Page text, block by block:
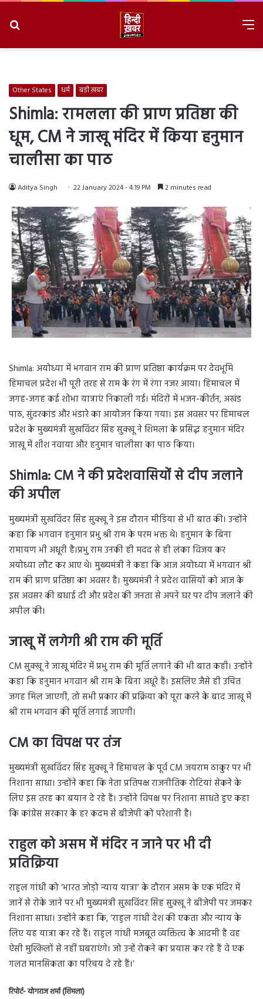
Other States धर्म बड़ी ख़बर
Shimla: रामलला की प्राण प्रतिष्ठा की
धूम, CM ने जाखू मंदिर में किया हनुमान
चालीसा का पाठ
Aditya Singh 22 January 2024 - 4:19 PM 2 minutes read
Shimla: अयोध्या में भगवान राम की प्राण प्रतिष्ठा कार्यक्रम पर देवभूमि
हिमाचल प्रदेश भी पूरी तरह से राम के रंग में रंगा नजर आया। हिमाचल में
जगह-जगह कई शोभा यात्राएं निकाली गई। मंदिरों में भजन-कीर्तन, अखंड
पाठ, सुंदरकांड और भंडारे का आयोजन किया गया। इस अवसर पर हिमाचल
प्रदेश के मुख्यमंत्री सुखविंदर सिंह सुक्खू ने शिमला के प्रसिद्ध हनुमान मंदिर
जाखू में शीश नवाया और हनुमान चालीसा का पाठ किया।
Shimla: CM ने की प्रदेशवासियों से दीप जलाने
की अपील
मुख्यमंत्री सुखविंदर सिंह सुक्खू ने इस दौरान मीडिया से भी बात की। उन्होंने
कहा कि भगवान हनुमान प्रभु श्री राम के परम भक्त थे। हनुमान के बिना
रामायण भी अधूरी है।प्रभु राम उनकी ही मदद से ही लंका विजय कर
अयोध्या लौट कर आए थे। मुख्यमंत्री ने कहा कि आज अयोध्या में भगवान श्री
राम की प्राण प्रतिष्ठा का अवसर है। मुख्यमंत्री ने प्रदेश वासियों को आज के
इस अवसर की बधाई दी और प्रदेश की जनता से अपने घर पर दीप जलाने की
अपील की।
जाखू में लगेगी श्री राम की मूर्ति
CM सुक्खू ने जाखू मंदिर में प्रभु राम की मूर्ति लगाने की भी बात कही। उन्होंने
कहा कि हनुमान भगवान श्री राम के बिना अधूरे हैं। इसलिए जैसे ही उचित
जगह मिल जाएगी, तो सभी प्रकार की प्रक्रिया को पूरा करने के बाद जाखू में
श्री राम भगवान की मूर्ति लगाई जाएगी।
CM का विपक्ष पर तंज
मुख्यमंत्री सुखविंदर सिंह सुक्खू ने हिमाचल के पूर्व CM जयराम ठाकुर पर भी
निशाना साधा। उन्होंने कहा कि नेता प्रतिपक्ष राजनीतिक रोटियां सेकने के
लिए इस तरह का बयान दे रहे हैं। उन्होंने विपक्ष पर निशाना साधते हुए कहा
कि कांग्रेस सरकार के हर कदम से बीजेपी को परेशानी है।
राहुल को असम में मंदिर न जाने पर भी दी
प्रतिक्रिया
राहुल गांधी को ‘भारत जोड़ो न्याय यात्रा’ के दौरान असम के एक मंदिर में
जानें से रोके जाने पर भी मुख्यमंत्री सुखविंदर सिंह सुक्खू ने बीजेपी पर जमकर
निशाना साधा। उन्होंने कहा कि, ‘राहुल गांधी देश की एकता और न्याय के
लिए यह यात्रा कर रहे हैं। राहुल गांधी मजबूत व्यक्तित्व के आदमी है वह
ऐसी मुश्किलों से नहीं घबराएंगे। जो उन्हें रोकने का प्रयास कर रहे हैं वे एक
गलत मानसिकता का परिचय दे रहे हैं।’
रिपोर्ट- योगराज शर्मा (शिमला)